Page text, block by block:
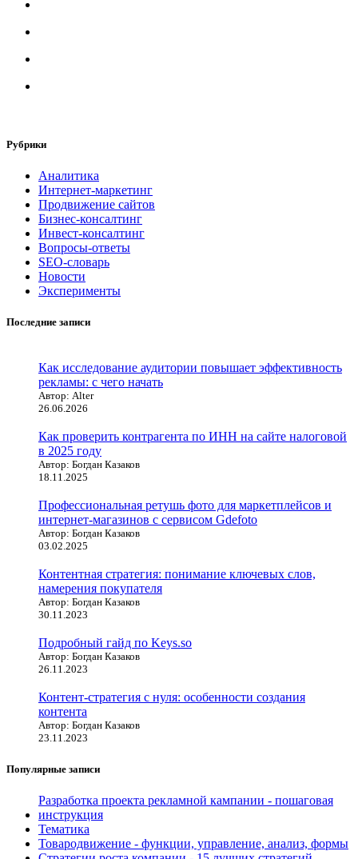
Рубрики
Аналитика
Интернет-маркетинг
Продвижение сайтов
Бизнес-консалтинг
Инвест-консалтинг
Вопросы-ответы
SEO-словарь
Новости
Эксперименты
Последние записи
Как исследование аудитории повышает эффективность
рекламы: с чего начать
Автор: Alter
26.06.2026
Как проверить контрагента по ИНН на сайте налоговой
в 2025 году
Автор: Богдан Казаков
18.11.2025
Профессиональная ретушь фото для маркетплейсов и
интернет-магазинов с сервисом Gdefoto
Автор: Богдан Казаков
03.02.2025
Контентная стратегия: понимание ключевых слов,
намерения покупателя
Автор: Богдан Казаков
30.11.2023
Подробный гайд по Keys.so
Автор: Богдан Казаков
26.11.2023
Контент-стратегия с нуля: особенности создания
контента
Автор: Богдан Казаков
23.11.2023
Популярные записи
Разработка проекта рекламной кампании - пошаговая
инструкция
Тематика
Товародвижение - функции, управление, анализ, формы